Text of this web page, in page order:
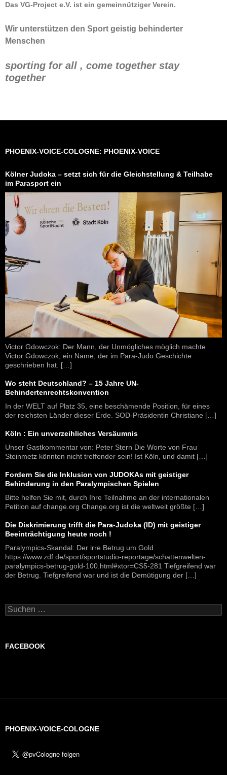
Das VG-Project e.V. ist ein gemeinnütziger Verein.
Wir unterstützen den Sport geistig behinderter
Menschen
sporting for all , come together stay
together
PHOENIX-VOICE-COLOGNE: PHOENIX-VOICE
Kölner Judoka – setzt sich für die Gleichstellung & Teilhabe
im Parasport ein
Victor Gdowczok: Der Mann, der Unmögliches möglich machte
Victor Gdowczok, ein Name, der im Para-Judo Geschichte
geschrieben hat. […]
Wo steht Deutschland? – 15 Jahre UN-
Behindertenrechtskonvention
In der WELT auf Platz 35, eine beschämende Position, für eines
der reichsten Länder dieser Erde. SOD-Präsidentin Christiane […]
Köln : Ein unverzeihliches Versäumnis
Unser Gastkommentar von: Peter Stern Die Worte von Frau
Steinmetz könnten nicht treffender sein! Ist Köln, und damit […]
Fordern Sie die Inklusion von JUDOKAs mit geistiger
Behinderung in den Paralympischen Spielen
Bitte helfen Sie mit, durch Ihre Teilnahme an der internationalen
Petition auf change.org Change.org ist die weltweit größte […]
Die Diskrimierung trifft die Para-Judoka (ID) mit geistiger
Beeinträchtigung heute noch !
Paralympics-Skandal: Der irre Betrug um Gold
https://www.zdf.de/sport/sportstudio-reportage/schattenwelten-
paralympics-betrug-gold-100.html#xtor=CS5-281 Tiefgreifend war
der Betrug. Tiefgreifend war und ist die Demütigung der […]
Suchen
nach:
FACEBOOK
PHOENIX-VOICE-COLOGNE